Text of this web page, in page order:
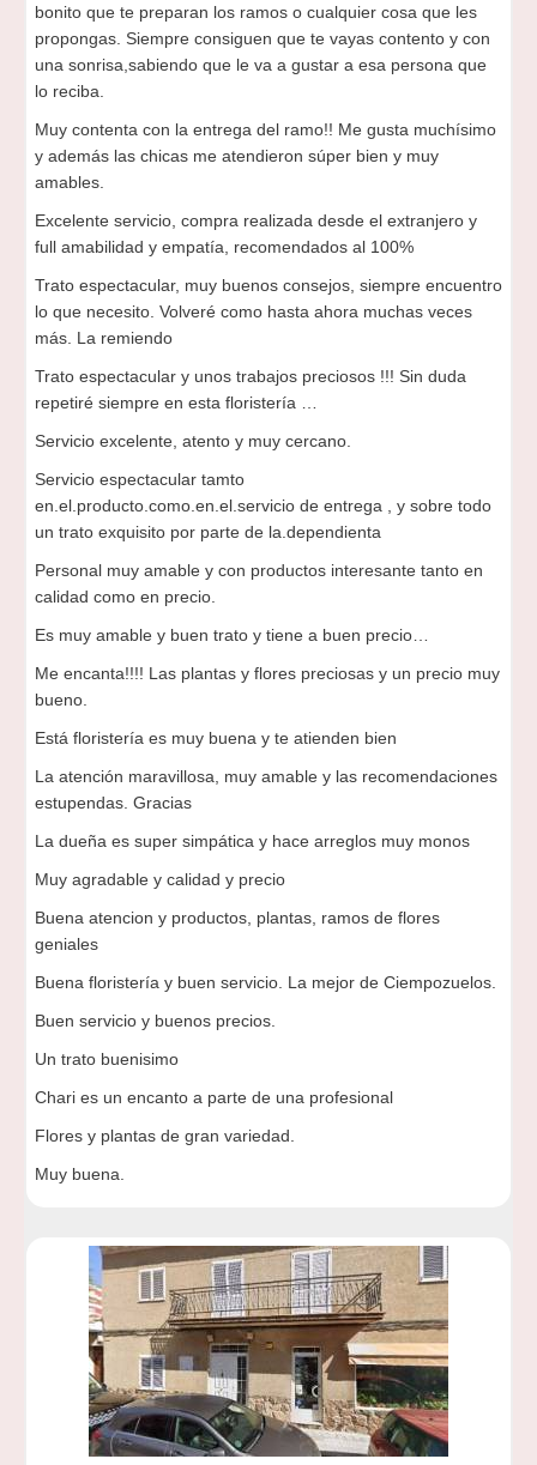
bonito que te preparan los ramos o cualquier cosa que les
propongas. Siempre consiguen que te vayas contento y con
una sonrisa,sabiendo que le va a gustar a esa persona que
lo reciba.
Muy contenta con la entrega del ramo!! Me gusta muchísimo
y además las chicas me atendieron súper bien y muy
amables.
Excelente servicio, compra realizada desde el extranjero y
full amabilidad y empatía, recomendados al 100%
Trato espectacular, muy buenos consejos, siempre encuentro
lo que necesito. Volveré como hasta ahora muchas veces
más. La remiendo
Trato espectacular y unos trabajos preciosos !!! Sin duda
repetiré siempre en esta floristería …
Servicio excelente, atento y muy cercano.
Servicio espectacular tamto
en.el.producto.como.en.el.servicio de entrega , y sobre todo
un trato exquisito por parte de la.dependienta
Personal muy amable y con productos interesante tanto en
calidad como en precio.
Es muy amable y buen trato y tiene a buen precio…
Me encanta!!!! Las plantas y flores preciosas y un precio muy
bueno.
Está floristería es muy buena y te atienden bien
La atención maravillosa, muy amable y las recomendaciones
estupendas. Gracias
La dueña es super simpática y hace arreglos muy monos
Muy agradable y calidad y precio
Buena atencion y productos, plantas, ramos de flores
geniales
Buena floristería y buen servicio. La mejor de Ciempozuelos.
Buen servicio y buenos precios.
Un trato buenisimo
Chari es un encanto a parte de una profesional
Flores y plantas de gran variedad.
Muy buena.